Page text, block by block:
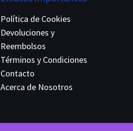
Política de Cookies
Devoluciones y
Reembolsos
Términos y Condiciones
Contacto
Acerca de Nosotros